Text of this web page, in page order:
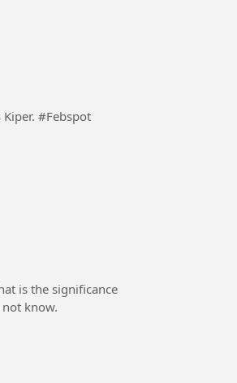
is the significance
know.